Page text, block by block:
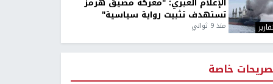
تستهدف تثبيت رواية سياسية"
منذ 9 ثواني
خاصة